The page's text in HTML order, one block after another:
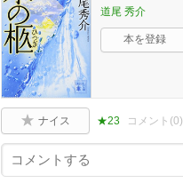
道尾 秀介
本を登録
ナイス ★23 コメント(0)